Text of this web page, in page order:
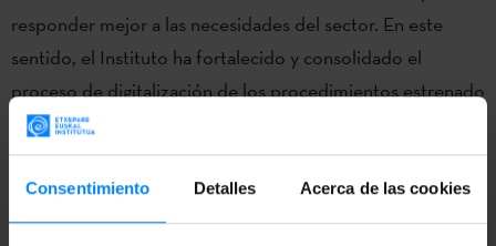
Consentimiento Detalles Acerca de las cookies
responder mejor a las necesidades del sector. En este
sentido, el Instituto ha fortalecido y consolidado el
proceso de digitalización de los procedimientos estrenado
el año anterior, y ha creado una nueva ayuda para
fomentar la participación de profesionales del sector del
libro en ferias y eventos profesionales internacionales de
ese ámbito, entre otras actuaciones.